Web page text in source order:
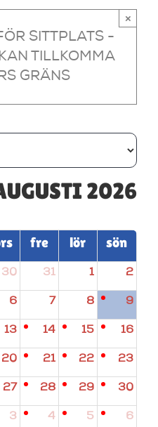
SITTPLATS -
TILLKOMMA
GRÄNS
×
2026
fre lör sön
30 31 1 2
6 7 8 9
13 14 15 16
20 21 22 23
27 28 29 30
3 4 5 6